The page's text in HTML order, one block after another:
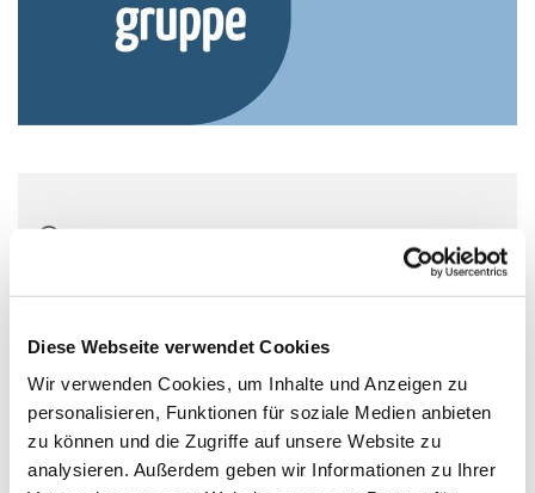
Diese Webseite verwendet Cookies
Wir verwenden Cookies, um Inhalte und Anzeigen zu
personalisieren, Funktionen für soziale Medien anbieten
zu können und die Zugriffe auf unsere Website zu
analysieren. Außerdem geben wir Informationen zu Ihrer
Montag, 8. Februar 2027, 20:00 Uhr
Wichernhaus, Parkallee 20, 44866
Bochum